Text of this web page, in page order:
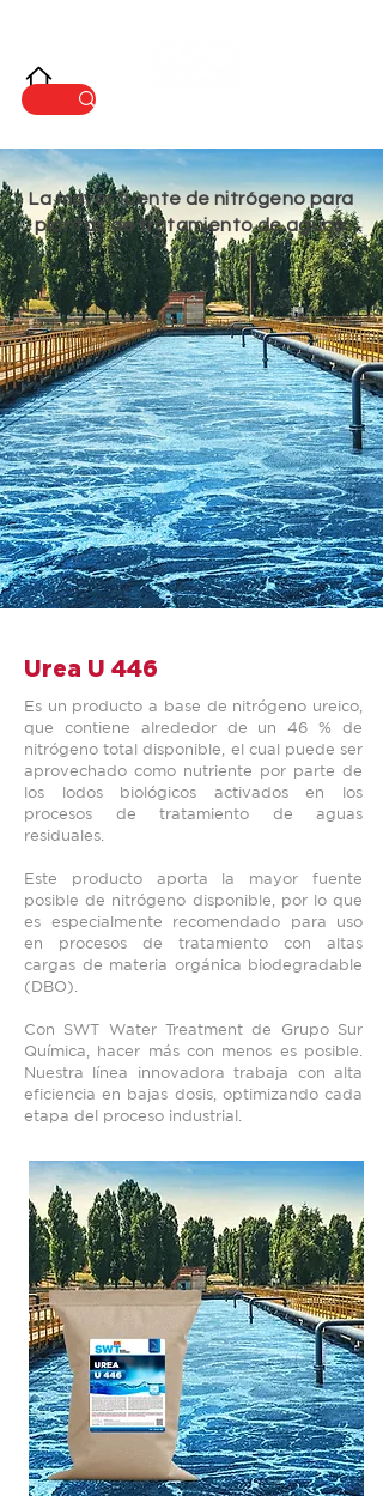
La mayor fuente de nitrógeno para
plantas de tratamiento de aguas.
Urea U 446
Es un producto a base de nitrógeno ureico,
que contiene alrededor de un 46 % de
nitrógeno total disponible, el cual puede ser
aprovechado como nutriente por parte de
los lodos biológicos activados en los
procesos de tratamiento de aguas
residuales.
Este producto aporta la mayor fuente
posible de nitrógeno disponible, por lo que
es especialmente recomendado para uso
en procesos de tratamiento con altas
cargas de materia orgánica biodegradable
(DBO).
Con SWT Water Treatment de Grupo Sur
Química, hacer más con menos es posible.
Nuestra línea innovadora trabaja con alta
eficiencia en bajas dosis, optimizando cada
etapa del proceso industrial.